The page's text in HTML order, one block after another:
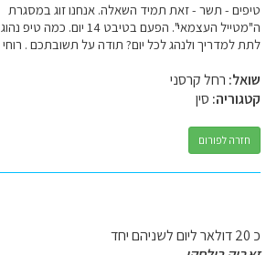
טיפים - תשר - זאת תמיד השאלה. אנחנו זוג במסגרת
ה"מטייל העצמאי". הפעם בטיבט 14 יום. כמה טיפ נהוג
לתת למדריך ולנהג לכל יום? תודה על תשובתכם . רוחי
שואל: רחל קרסני
קטגוריה: סין
חזרה לפורום
כ 20 דולאר ליום לשניהם יחד